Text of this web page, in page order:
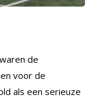
de
voor de
als een serieuze